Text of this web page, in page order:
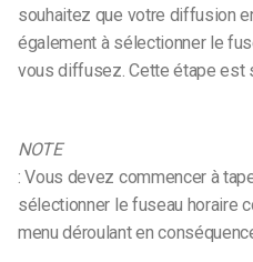
souhaitez que votre diffusion
également à sélectionner le
vous diffusez. Cette étape est
NOTE
: Vous devez commencer à
sélectionner le fuseau horaire
menu déroulant en